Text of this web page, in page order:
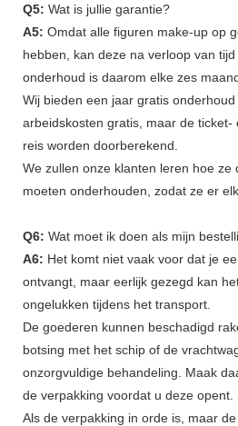
Q5: Wat is jullie garantie?
A5: Omdat alle figuren make-up op
hebben, kan deze na verloop van
onderhoud is daarom elke zes
Wij bieden een jaar gratis
arbeidskosten gratis, maar de ticket-
reis worden doorberekend.
We zullen onze klanten leren hoe ze
moeten onderhouden, zodat ze er
Q6: Wat moet ik doen als mijn
A6: Het komt niet vaak voor dat je
ontvangt, maar eerlijk gezegd kan
ongelukken tijdens het transport.
De goederen kunnen beschadigd
botsing met het schip of de
onzorgvuldige behandeling. Maak
de verpakking voordat u deze opent.
Als de verpakking in orde is, maar